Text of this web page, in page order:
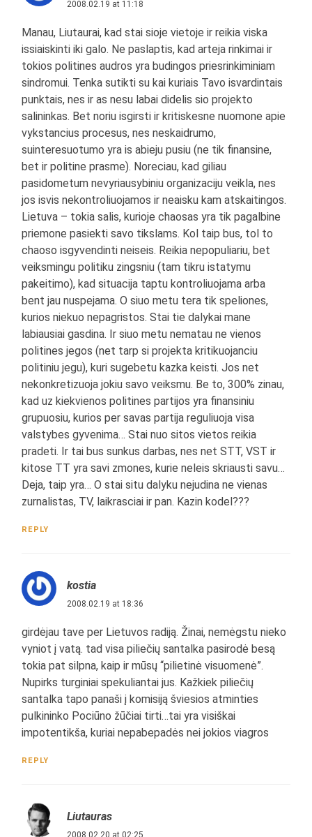
2008.02.19 at 11:18
Manau, Liutaurai, kad stai sioje vietoje ir reikia viska
issiaiskinti iki galo. Ne paslaptis, kad arteja rinkimai ir
tokios politines audros yra budingos priesrinkiminiam
sindromui. Tenka sutikti su kai kuriais Tavo isvardintais
punktais, nes ir as nesu labai didelis sio projekto
salininkas. Bet noriu isgirsti ir kritiskesne nuomone apie
vykstancius procesus, nes neskaidrumo,
suinteresuotumo yra is abieju pusiu (ne tik finansine,
bet ir politine prasme). Noreciau, kad giliau
pasidometum nevyriausybiniu organizaciju veikla, nes
jos isvis nekontroliuojamos ir neaisku kam atskaitingos.
Lietuva – tokia salis, kurioje chaosas yra tik pagalbine
priemone pasiekti savo tikslams. Kol taip bus, tol to
chaoso isgyvendinti neiseis. Reikia nepopuliariu, bet
veiksmingu politiku zingsniu (tam tikru istatymu
pakeitimo), kad situacija taptu kontroliuojama arba
bent jau nuspejama. O siuo metu tera tik speliones,
kurios niekuo nepagristos. Stai tie dalykai mane
labiausiai gasdina. Ir siuo metu nematau ne vienos
politines jegos (net tarp si projekta kritikuojanciu
politiniu jegu), kuri sugebetu kazka keisti. Jos net
nekonkretizuoja jokiu savo veiksmu. Be to, 300% zinau,
kad uz kiekvienos politines partijos yra finansiniu
grupuosiu, kurios per savas partija reguliuoja visa
valstybes gyvenima… Stai nuo sitos vietos reikia
pradeti. Ir tai bus sunkus darbas, nes net STT, VST ir
kitose TT yra savi zmones, kurie neleis skriausti savu…
Deja, taip yra… O stai situ dalyku nejudina ne vienas
zurnalistas, TV, laikrasciai ir pan. Kazin kodel???
REPLY
kostia
2008.02.19 at 18:36
girdėjau tave per Lietuvos radiją. Žinai, nemėgstu nieko
vyniot į vatą. tad visa piliečių santalka pasirodė besą
tokia pat silpna, kaip ir mūsų “pilietinė visuomenė”.
Nupirks turginiai spekuliantai jus. Kažkiek piliečių
santalka tapo panaši į komisiją šviesios atminties
pulkininko Pociūno žūčiai tirti…tai yra visiškai
impotentikša, kuriai nepabepadės nei jokios viagros
REPLY
Liutauras
2008.02.20 at 02:25